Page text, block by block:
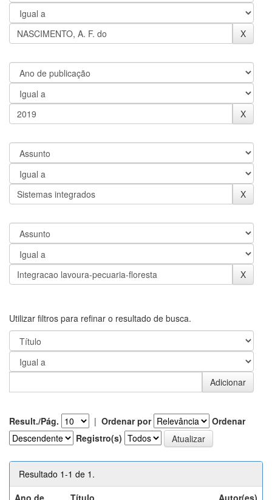
Utilizar filtros para refinar o resultado de busca.
Result./Pág. | Ordenar por
Ordenar
Registro(s)
Resultado 1-1 de 1.
Ano de
Título Autor(es)